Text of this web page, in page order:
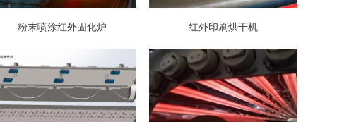
粉末喷涂红外固化炉 红外印刷烘干机